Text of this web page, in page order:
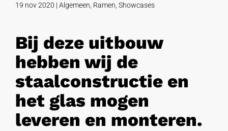
19 nov 2020 | Algemeen Ramen Showcases
Bij deze uitbouw
hebben wij de
staalconstructie en
het glas mogen
leveren en monteren.